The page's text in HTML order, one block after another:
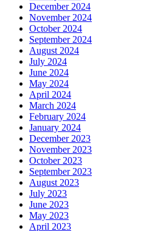
December 2024
November 2024
October 2024
September 2024
August 2024
July 2024
June 2024
May 2024
April 2024
March 2024
February 2024
January 2024
December 2023
November 2023
October 2023
September 2023
August 2023
July 2023
June 2023
May 2023
April 2023